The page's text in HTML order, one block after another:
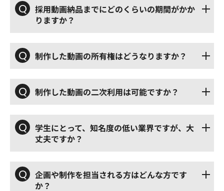
Q
採用動画納品までにどのくらいの期間がかか
りますか？
Q 制作した動画の所有権はどうなりますか？
Q 制作した動画の二次利用は可能ですか？
Q
学生にとって、知名度の低い業界ですが、大
丈夫ですか？
Q
企画や制作を担当される方はどんな方です
か？